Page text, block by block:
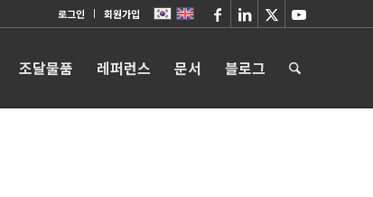
로그인 회원가입
조달물품 레퍼런스 문서 블로그